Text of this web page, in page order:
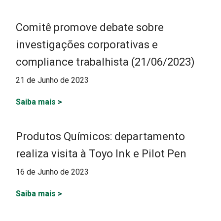
Comitê promove debate sobre
investigações corporativas e
compliance trabalhista (21/06/2023)
21 de Junho de 2023
Saiba mais >
Produtos Químicos: departamento
realiza visita à Toyo Ink e Pilot Pen
16 de Junho de 2023
Saiba mais >